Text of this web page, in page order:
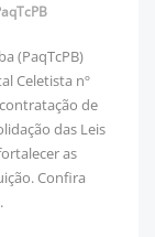
(PaqTcPB)
Celetista nº
de
das Leis
as
Confira